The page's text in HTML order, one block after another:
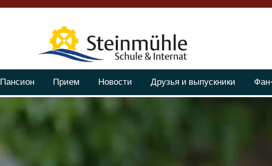
Пансион Прием Новости Друзья и выпускники